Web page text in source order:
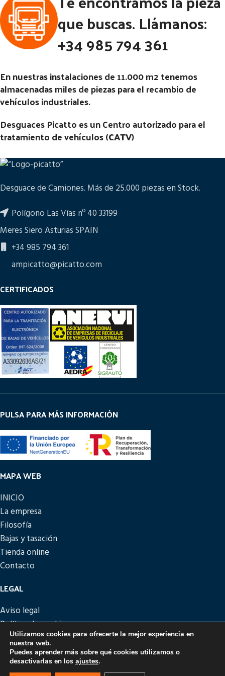
Código Pieza:
ATEGO II E3 817 RG (4X2) |
01.02 - 12.06
Código Pieza:
que buscas. Llámanos:
+34 985 794 361
En nuestras instalaciones de 11.000 m2 tenemos
almacenadas miles de piezas para el recambio de
vehículos industriales.
Desguaces Picatto es un Centro autorizado para el
tratamiento de vehículos (CATV)
Desguace de Camiones. Más de 25.000 piezas en Stock.
Polígono Las Vías nº 40 33199
Meres Siero Asturias SPAIN
+34 985 794 361
ampicatto@picatto.com
CERTIFICADOS
PULSA PARA MÁS INFORMACIÓN
MAPA WEB
INICIO
La empresa
Filosofía
Bajas y tasación
Tienda online
Contacto
LEGAL
Aviso legal
Política de cookies
Política de privacidad
Política de devoluciones
PICATTO DISEÑO Y DESARROLLO
Utilizamos cookies para ofrecerte la mejor experiencia en
nuestra web.
Puedes aprender más sobre qué cookies utilizamos o
desactivarlas en los ajustes.